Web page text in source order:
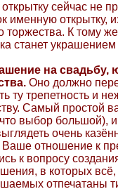
открытку сейчас не
именную открытку,
торжества. К тому
станет
на свадьбу,
Оно должно
ту трепетность и
Самый простой
выбор большой), и
очень
Ваше отношение к
к вопросу
в которых
отпечатаны